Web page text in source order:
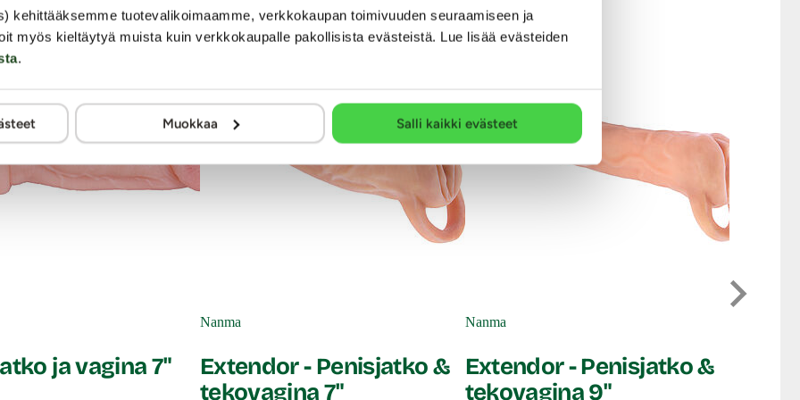
kehittääksemme tuotevalikoimaamme, verkkokaupan toimivuuden seuraamiseen ja
myös kieltäytyä muista kuin verkkokaupalle pakollisista evästeistä. Lue lisää evästeiden
.
Muokkaa Salli kaikki evästeet
halutessasi erotiikkavälineille tarkoitetulla puhdistusaineella. Kuivaa tuote pesun
Sivele tuotteen pintaan hoitotalkkia, jotta materiaali pysyy kimmoisana ja
käyttökertaa. Käytä tuotteen kanssa vain vesipohjaisia liukuvoiteita.
ja vagina 7"
Nanma
Extendor - Penisjatko &
tekovagina 7"
Nanma
Extendor - Penisjatko &
tekovagina 9"
Nanma